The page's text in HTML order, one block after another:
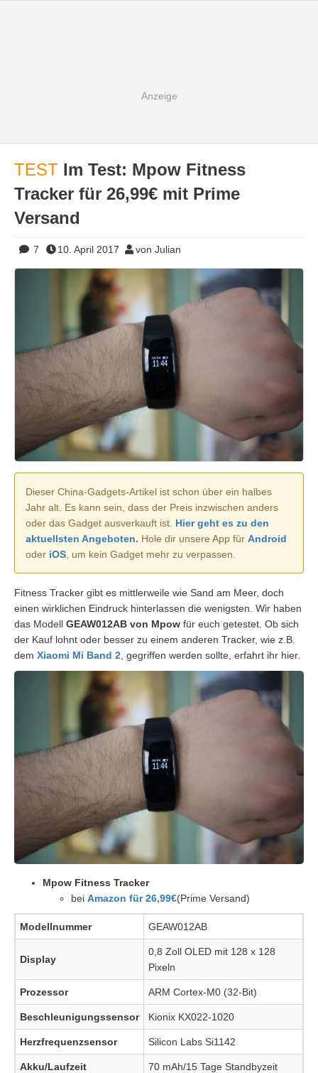
TEST Im Test: Mpow Fitness
Tracker für 26,99€ mit Prime
Versand
7 10. April 2017 von Julian
Dieser China-Gadgets-Artikel ist schon über ein halbes
Jahr alt. Es kann sein, dass der Preis inzwischen anders
oder das Gadget ausverkauft ist. Hier geht es zu den
aktuellsten Angeboten. Hole dir unsere App für Android
oder iOS , um kein Gadget mehr zu verpassen.
Fitness Tracker gibt es mittlerweile wie Sand am Meer, doch
einen wirklichen Eindruck hinterlassen die wenigsten. Wir haben
das Modell GEAW012AB von Mpow für euch getestet. Ob sich
der Kauf lohnt oder besser zu einem anderen Tracker, wie z.B.
dem Xiaomi Mi Band 2 , gegriffen werden sollte, erfahrt ihr hier.
Mpow Fitness Tracker
bei Amazon für 26,99€(Prime Versand)
Modellnummer GEAW012AB
Display
0,8 Zoll OLED mit 128 x 128
Pixeln
Prozessor ARM Cortex-M0 (32-Bit)
Beschleunigungssensor Kionix KX022-1020
Herzfrequenzsensor Silicon Labs Si1142
Akku/Laufzeit 70 mAh/15 Tage Standbyzeit